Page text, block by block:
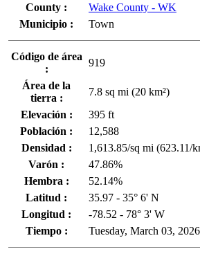
County :
Wake County - WK
Municipio :
Town
Código de área
:
919
Área de la
tierra :
7.8 sq mi (20 km²)
Elevación :
395 ft
Población :
12,588
Densidad :
1,613.85/sq mi (623.11/
Varón :
47.86%
Hembra :
52.14%
Latitud :
35.97 - 35° 6' N
Longitud :
-78.52 - 78° 3' W
Tiempo :
Tuesday, March 03,